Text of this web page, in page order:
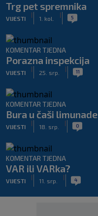
Trg pet spremnika
VIJESTI
|
1. kol.
| 5
KOMENTAR TJEDNA
Porazna inspekcija
VIJESTI
|
25. srp.
| 11
KOMENTAR TJEDNA
Bura u čaši limunade
VIJESTI
|
18. srp.
| 0
KOMENTAR TJEDNA
VAR ili VARka?
VIJESTI
|
11. srp.
| 4